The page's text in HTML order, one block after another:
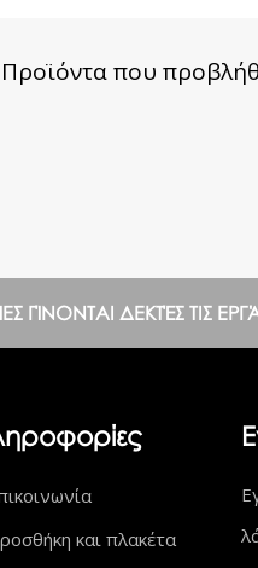
Προϊόντα που
ΓΊΝΟΝΤΑΙ ΔΕΚΤΈΣ ΤΙΣ
και πλακέτα